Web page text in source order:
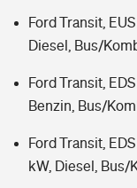
Ford Transit,
Diesel, Bus/
Ford Transit,
Benzin, Bus/
Ford Transit,
kW, Diesel, Bus/